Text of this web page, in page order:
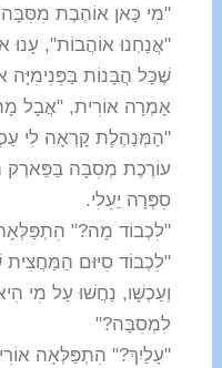
"מִי כָּאן אוֹהֶבֶת
"אֲנַחְנוּ אוֹהֲבוֹת", עָנוּ
שֶׁכָּל הֲבָּנוֹת בַּפְּנִימִיָּה
אָמְרָה אוֹרִית, "אֲבָל
"הַמְּנַהֶלֶת קָרְאָה לִי
עוֹרֶכֶת מְסִבָּה בַּפַּארְק
סִפְּרָה יַעֵלִי.
"לִכְבוֹד מָה?"
"לִכְבוֹד סִיּוּם
וְעַכְשָׁו, נַחֲשׁוּ עַל מִי
לִמְסִבָּה?"
"עָלַיִךְ?" הִתְפַּלְּאָה